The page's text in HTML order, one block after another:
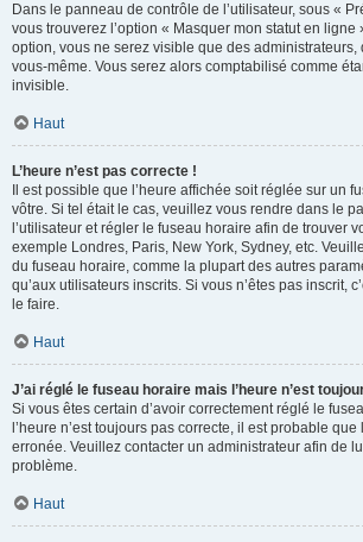
Dans le panneau de contrôle de l’utilisateur, sous «
vous trouverez l’option « Masquer mon statut en ligne
option, vous ne serez visible que des administrateurs,
vous-même. Vous serez alors comptabilisé comme
invisible.
Haut
L’heure n’est pas correcte !
Il est possible que l’heure affichée soit réglée sur un
vôtre. Si tel était le cas, veuillez vous rendre dans le
l’utilisateur et régler le fuseau horaire afin de trouver
exemple Londres, Paris, New York, Sydney, etc.
du fuseau horaire, comme la plupart des autres
qu’aux utilisateurs inscrits. Si vous n’êtes pas inscrit,
le faire.
Haut
J’ai réglé le fuseau horaire mais l’heure n’est
Si vous êtes certain d’avoir correctement réglé le
l’heure n’est toujours pas correcte, il est probable
erronée. Veuillez contacter un administrateur afin de
problème.
Haut